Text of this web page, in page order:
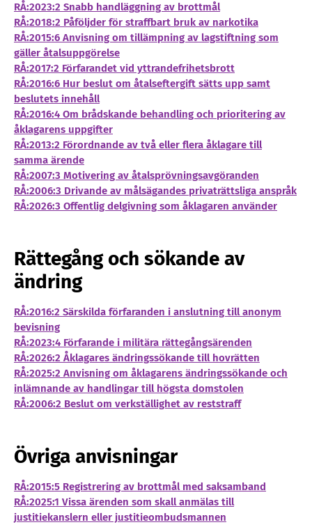
RÅ:2023:2 Snabb handläggning av brottmål
RÅ:2018:2 Påföljder för straffbart bruk av narkotika
RÅ:2015:6 Anvisning om tillämpning av lagstiftning som
gäller åtalsuppgörelse
RÅ:2017:2 Förfarandet vid yttrandefrihetsbrott
RÅ:2016:6 Hur beslut om åtalseftergift sätts upp samt
beslutets innehåll
RÅ:2016:4 Om brådskande behandling och prioritering av
åklagarens uppgifter
RÅ:2013:2 Förordnande av två eller flera åklagare till
samma ärende
RÅ:2007:3 Motivering av åtalsprövningsavgöranden
RÅ:2006:3 Drivande av målsägandes privaträttsliga anspråk
RÅ:2026:3 Offentlig delgivning som åklagaren använder
Rättegång och sökande av
ändring
RÅ:2016:2 Särskilda förfaranden i anslutning till anonym
bevisning
RÅ:2023:4 Förfarande i militära rättegångsärenden
RÅ:2026:2 Åklagares ändringssökande till hovrätten
RÅ:2025:2 Anvisning om åklagarens ändringssökande och
inlämnande av handlingar till högsta domstolen
RÅ:2006:2 Beslut om verkställighet av reststraff
Övriga anvisningar
RÅ:2015:5 Registrering av brottmål med saksamband
RÅ:2025:1 Vissa ärenden som skall anmälas till
justitiekanslern eller justitieombudsmannen